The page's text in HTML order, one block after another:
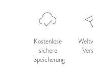
Kostenlose
sichere
Speicherung